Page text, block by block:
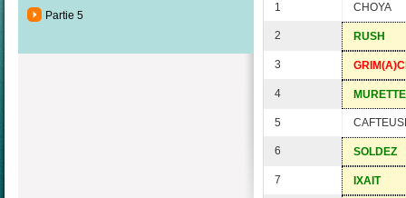
Partie 5
1 CHOYA
2 RUSH
3
4
5
6 SOLDEZ
7 IXAIT